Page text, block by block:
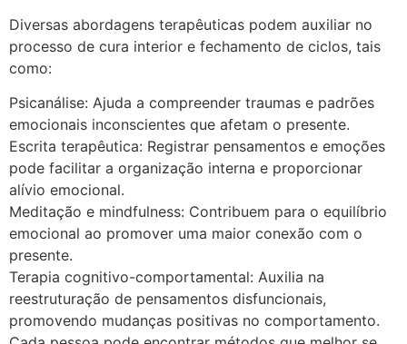
Diversas abordagens terapêuticas podem auxiliar no
processo de cura interior e fechamento de ciclos, tais
como:
Psicanálise: Ajuda a compreender traumas e padrões
emocionais inconscientes que afetam o presente.
Escrita terapêutica: Registrar pensamentos e emoções
pode facilitar a organização interna e proporcionar
alívio emocional.
Meditação e mindfulness: Contribuem para o equilíbrio
emocional ao promover uma maior conexão com o
presente.
Terapia cognitivo-comportamental: Auxilia na
reestruturação de pensamentos disfuncionais,
promovendo mudanças positivas no comportamento.